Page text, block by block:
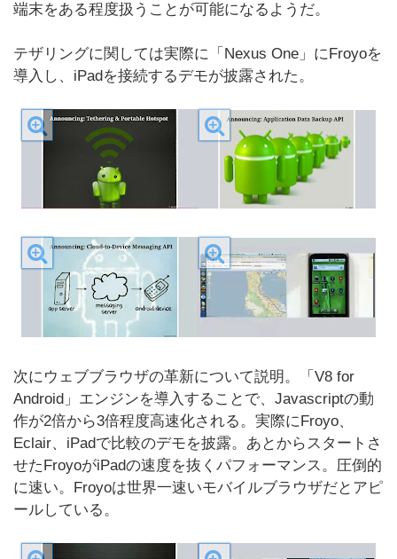
端末をある程度扱うことが可能になるようだ。
テザリングに関しては実際に「Nexus One」にFroyoを
導入し、iPadを接続するデモが披露された。
次にウェブブラウザの革新について説明。「V8 for
Android」エンジンを導入することで、Javascriptの動
作が2倍から3倍程度高速化される。実際にFroyo、
Eclair、iPadで比較のデモを披露。あとからスタートさ
せたFroyoがiPadの速度を抜くパフォーマンス。圧倒的
に速い。Froyoは世界一速いモバイルブラウザだとアピ
ールしている。